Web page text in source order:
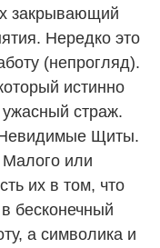
закрывающий
Нередко это
(непрогляд).
истинно
ужасный страж.
Щиты.
Малого или
их в том, что
бесконечный
а символика и